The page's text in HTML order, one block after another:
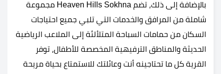
بالإضافة إلى ذلك، تضم Heaven Hills Sokhna مجموعة
شاملة من المرافق والخدمات التي تلبي جميع احتياجات
السكان من حمامات السباحة المتلألئة إلى الملاعب الرياضية
الحديثة والمناطق الترفيهية المخصصة للأطفال، توفر
القرية كل ما تحتاجينه أنت وعائلتك للاستمتاع بحياة مريحة